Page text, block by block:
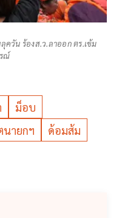
วัน ร้องส.ว.ลาออก ตร.เข้ม
ณ์
ม็อบ
นายกฯ
ด้อมส้ม